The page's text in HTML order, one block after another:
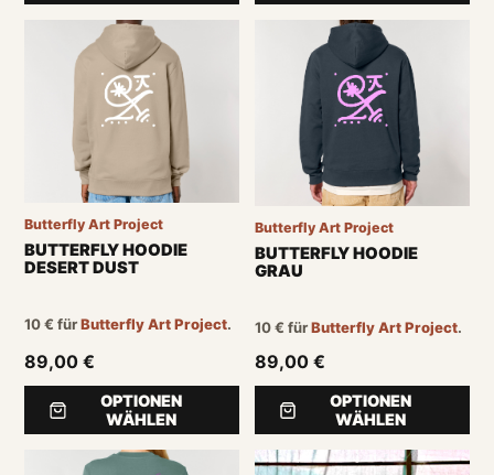
Butterfly Art Project
BUTTERFLY HOODIE
DESERT DUST
10€für Butterfly Art Project.
89,00 €
OPTIONEN
WÄHLEN
Butterfly Art Project
BUTTERFLY HOODIE
GRAU
10€ fürButterfly Art Project.
89,00 €
OPTIONEN
WÄHLEN